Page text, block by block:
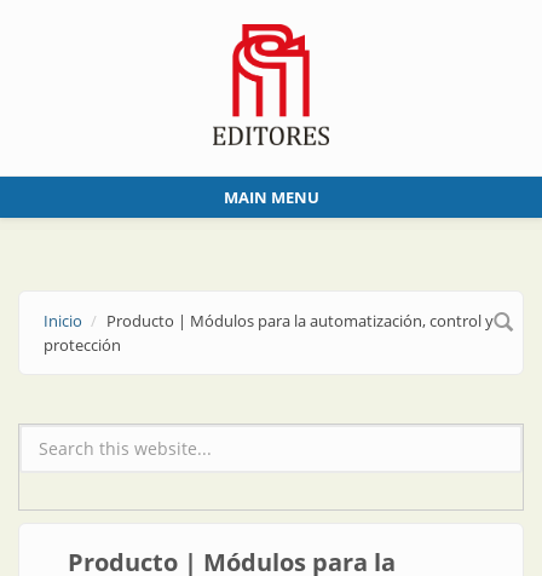
MAIN MENU
Inicio
Producto | Módulos para la automatización, control y
protección
Formulario de búsqueda
Producto | Módulos para la